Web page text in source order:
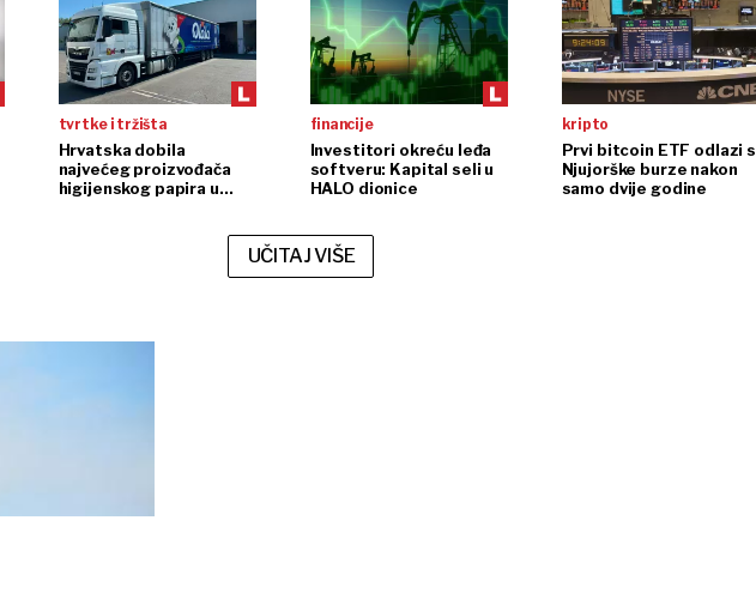
tvrtke i tržišta
Hrvatska dobila
najvećeg proizvođača
higijenskog papira u
financije
Investitori okreću leđa
softveru: Kapital seli u
HALO dionice
kripto
Prvi bitcoin ETF odlazi s
Njujorške burze nakon
samo dvije godine
UČITAJ VIŠE